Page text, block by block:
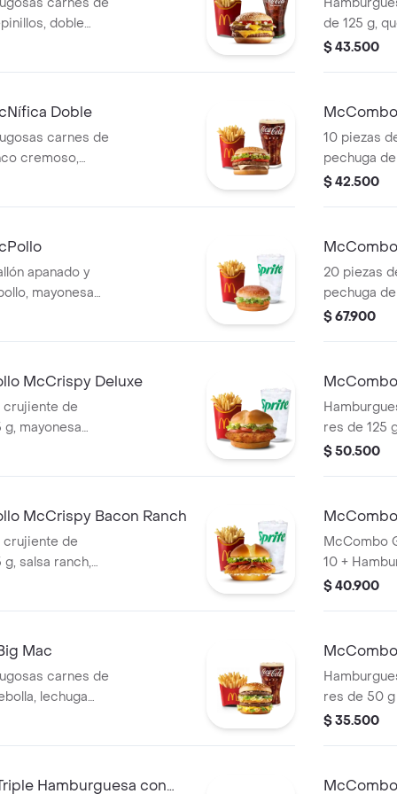
doble
salsa de tomate
de 125 g,
tomate
grandes y
$ 43.500
Doble
carnes de
cremoso,
salsa de
grande a
pzas
10 piezas
pechuga
$ 42.500
apanado y
mayonesa
en pan con
pzas
20 piezas
pechuga
$ 67.900
McCrispy Deluxe
crujiente de
mayonesa
tomate, en pan
res de 125
cremosos.
$ 50.500
McCrispy Bacon Ranch
crujiente de
salsa ranch,
fresca y
McCombo
10 +
$ 40.900
Mac
carnes de
lechuga
papas fritas
res de 50 g
cebolla,
medianas y
$ 35.500
Hamburguesa con